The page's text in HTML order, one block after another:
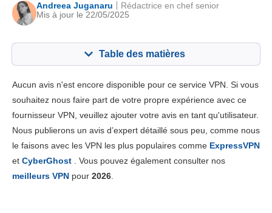
Andreea Juganaru
Mis à jour le 22/05/2025
Rédactrice en chef senior
Table des matières
Fonctionnalités principales 3.5
Installation et Apps 5.3
Fiabilité & support 3.3
Aucun avis n'est encore disponible pour ce service VPN. Si vous
souhaitez nous faire part de votre propre expérience avec ce
fournisseur VPN, veuillez ajouter votre avis en tant qu'utilisateur.
Nous publierons un avis d’expert détaillé sous peu, comme nous
le faisons avec les VPN les plus populaires comme ExpressVPN
et CyberGhost
. Vous pouvez également consulter nos
meilleurs VPN pour 2026